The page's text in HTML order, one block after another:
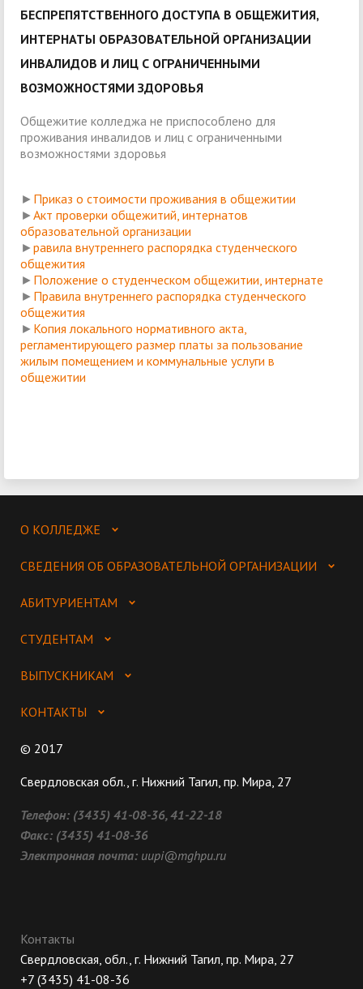
БЕСПРЕПЯТСТВЕННОГО ДОСТУПА В ОБЩЕЖИТИЯ,
ИНТЕРНАТЫ ОБРАЗОВАТЕЛЬНОЙ ОРГАНИЗАЦИИ
ИНВАЛИДОВ И ЛИЦ С ОГРАНИЧЕННЫМИ
ВОЗМОЖНОСТЯМИ ЗДОРОВЬЯ
Общежитие колледжа не приспособлено для
проживания инвалидов и лиц с ограниченными
возможностями здоровья
► Приказ о стоимости проживания в общежитии
► Акт проверки общежитий, интернатов
образовательной организации
► равила внутреннего распорядка студенческого
общежития
► Положение о студенческом общежитии, интернате
► Правила внутреннего распорядка студенческого
общежития
► Копия локального нормативного акта,
регламентирующего размер платы за пользование
жилым помещением и коммунальные услуги в
общежитии
О КОЛЛЕДЖЕ
СВЕДЕНИЯ ОБ ОБРАЗОВАТЕЛЬНОЙ ОРГАНИЗАЦИИ
АБИТУРИЕНТАМ
СТУДЕНТАМ
ВЫПУСКНИКАМ
КОНТАКТЫ
© 2017
Свердловская обл., г. Нижний Тагил, пр. Мира, 27
Телефон: (3435) 41-08-36, 41-22-18
Факс: (3435) 41-08-36
Электронная почта: uupi@mghpu.ru
Контакты
Свердловская, обл., г. Нижний Тагил, пр. Мира, 27
+7 (3435) 41-08-36